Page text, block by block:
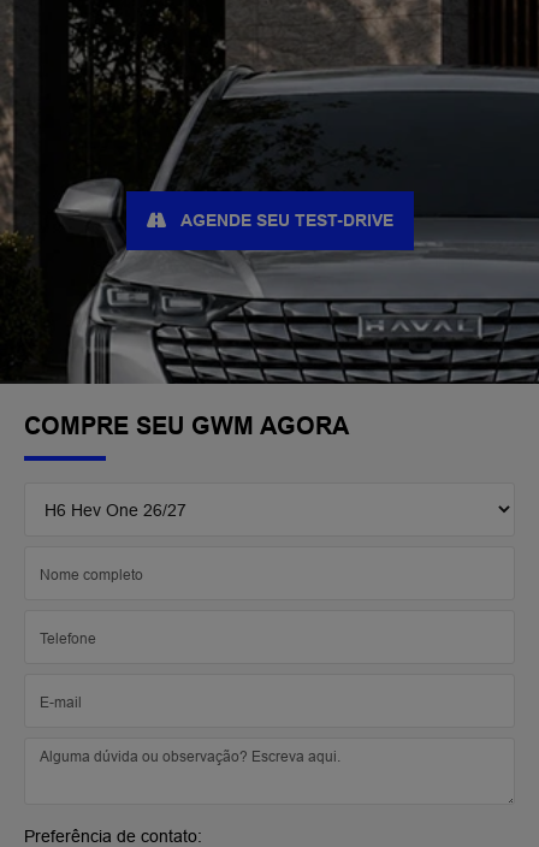
COMPRE SEU GWM AGORA
Preferência de contato:
AGENDE SEU TEST-DRIVE